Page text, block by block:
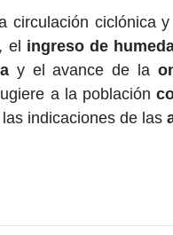
circulación ciclónica
el ingreso de
y el avance de la
a la población
indicaciones de las